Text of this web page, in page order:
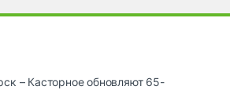
– Касторное обновляют 65-